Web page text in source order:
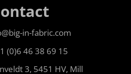
in-fabric.com
(0)6 46 38 69 15
3, 5451 HV, Mill